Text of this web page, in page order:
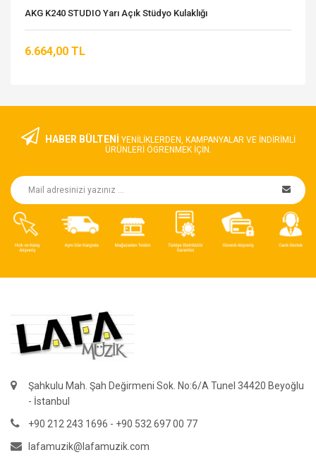
AKG K240 STUDIO Yarı Açık Stüdyo Kulaklığı
6.664,00 TL
HABER BÜLTENİ YENILIKLERDEN, KAMPANYALAR VE INDIRIMLI
ÜRÜNLERI ÖGRENMEK IÇIN.
Şahkulu Mah. Şah Değirmeni Sok. No:6/A Tunel 34420 Beyoğlu
- İstanbul
+90 212 243 1696 - +90 532 697 00 77
lafamuzik@lafamuzik.com